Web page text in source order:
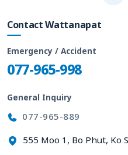
Contact Wattanapat
Emergency / Accident
077-965-998
General Inquiry
077-965-889
555 Moo 1, Bo Phut, Ko